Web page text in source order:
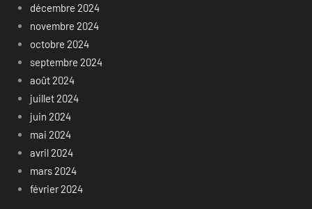
décembre 2024
novembre 2024
octobre 2024
septembre 2024
août 2024
juillet 2024
juin 2024
mai 2024
avril 2024
mars 2024
février 2024